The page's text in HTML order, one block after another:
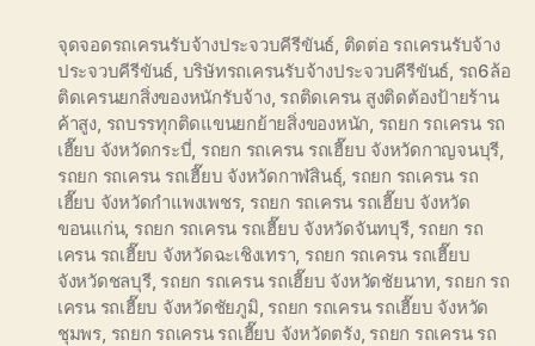
จุดจอดรถเครนรับจ้างประจวบคีรีขันธ์ ติดต่อ รถเครนรับจ้าง
ประจวบคีรีขันธ์ บริษัทรถเครนรับจ้างประจวบคีรีขันธ์ รถ6ล้อ
ติดเครนยกสิ่งของหนักรับจ้าง, รถติดเครน สูงติดต้องป้ายร้าน
ค้าสูง รถบรรทุกติดแขนยกย้ายสิ่งของหนัก รถยก รถเครน รถ
เฮี๊ยบ จังหวัดกระบี่ รถยก รถเครน รถเฮี๊ยบ จังหวัดกาญจนบุรี
รถยก รถเครน รถเฮี๊ยบ จังหวัดกาฬสินธุ์, รถยก รถเครน รถ
เฮี๊ยบ จังหวัดกำแพงเพชร, รถยก รถเครน รถเฮี๊ยบ จังหวัด
ขอนแก่น, รถยก รถเครน รถเฮี๊ยบ จังหวัดจันทบุรี, รถยก รถ
เครน รถเฮี๊ยบ จังหวัดฉะเชิงเทรา รถยก รถเครน รถเฮี๊ยบ
จังหวัดชลบุรี, รถยก รถเครน รถเฮี๊ยบ จังหวัดชัยนาท รถยก รถ
เครน รถเฮี๊ยบ จังหวัดชัยภูมิ รถยก รถเครน รถเฮี๊ยบ จังหวัด
ชุมพร รถยก รถเครน รถเฮี๊ยบ จังหวัดตรัง, รถยก รถเครน รถ